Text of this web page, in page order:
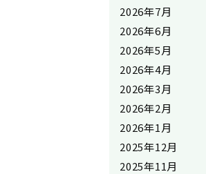
2026年7月
2026年6月
2026年5月
2026年4月
2026年3月
2026年2月
2026年1月
2025年12月
2025年11月